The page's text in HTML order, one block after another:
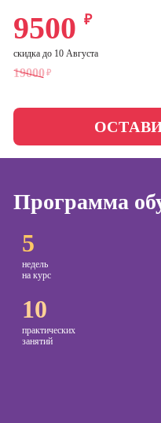
Школа бизнеса и
управления
19000 ₽
9500 ₽
скидка до 10 Августа
Программа
5
недель
на курс
10
практических
занятий